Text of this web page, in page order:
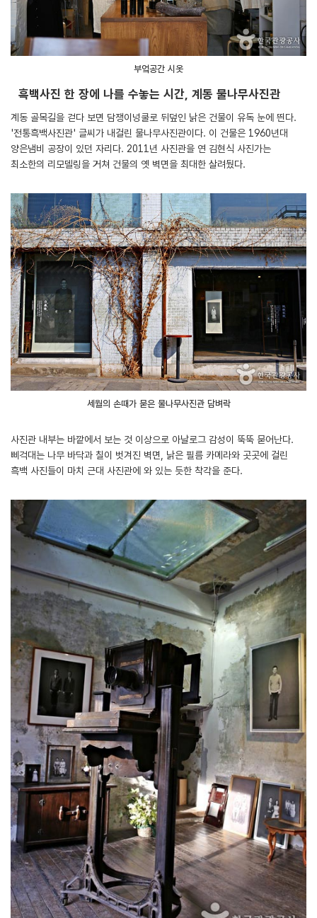
부엌공간 시옷
흑백사진 한 장에 나를 수놓는 시간, 계동 물나무사진관
계동 골목길을 걷다 보면 담쟁이넝쿨로 뒤덮인 낡은 건물이 유독 눈에 띈다.
'전통흑백사진관' 글씨가 내걸린 물나무사진관이다. 이 건물은 1960년대
양은냄비 공장이 있던 자리다. 2011년 사진관을 연 김현식 사진가는
최소한의 리모델링을 거쳐 건물의 옛 벽면을 최대한 살려뒀다.
세월의 손때가 묻은 물나무사진관 담벼락
사진관 내부는 바깥에서 보는 것 이상으로 아날로그 감성이 뚝뚝 묻어난다.
삐걱대는 나무 바닥과 칠이 벗겨진 벽면, 낡은 필름 카메라와 곳곳에 걸린
흑백 사진들이 마치 근대 사진관에 와 있는 듯한 착각을 준다.